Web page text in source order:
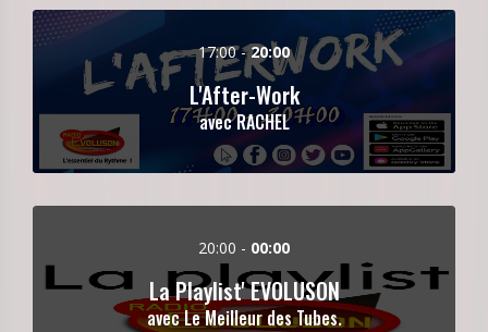
17:00 -20:00
L'After-Work
avec RACHEL
20:00 - 00:00
La Playlist' EVOLUSON
avec Le Meilleur des Tubes.